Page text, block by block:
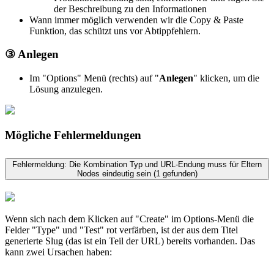
der Beschreibung zu den Informationen
Wann immer möglich verwenden wir die Copy & Paste
Funktion, das schützt uns vor Abtippfehlern.
③ Anlegen
Im "Options" Menü (rechts) auf "Anlegen" klicken, um die
Lösung anzulegen.
Mögliche Fehlermeldungen
Fehlermeldung: Die Kombination Typ und URL-Endung muss für Eltern
Nodes eindeutig sein (1 gefunden)
Wenn sich nach dem Klicken auf "Create" im Options-Menü die
Felder "Type" und "Test" rot verfärben, ist der aus dem Titel
generierte Slug (das ist ein Teil der URL) bereits vorhanden. Das
kann zwei Ursachen haben: